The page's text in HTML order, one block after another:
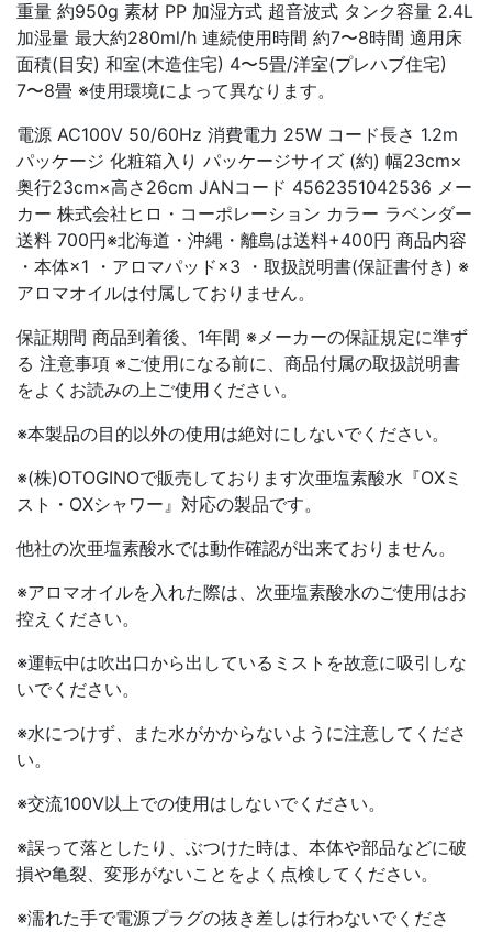
重量 約950g 素材 PP 加湿方式 超音波式 タンク容量 2.4L
加湿量 最大約280ml/h 連続使用時間 約7〜8時間 適用床
面積(目安) 和室(木造住宅) 4〜5畳/洋室(プレハブ住宅)
7〜8畳 ※使用環境によって異なります。
電源 AC100V 50/60Hz 消費電力 25W コード長さ 1.2m
パッケージ 化粧箱入り パッケージサイズ (約) 幅23cm×
奥行23cm×高さ26cm JANコード 4562351042536 メー
カー 株式会社ヒロ・コーポレーション カラー ラベンダー
送料 700円※北海道・沖縄・離島は送料+400円 商品内容
・本体×1 ・アロマパッド×3 ・取扱説明書(保証書付き) ※
アロマオイルは付属しておりません。
保証期間 商品到着後、1年間 ※メーカーの保証規定に準ず
る 注意事項 ※ご使用になる前に、商品付属の取扱説明書
をよくお読みの上ご使用ください。
※本製品の目的以外の使用は絶対にしないでください。
※(株)OTOGINOで販売しております次亜塩素酸水『OXミ
スト・OXシャワー』対応の製品です。
他社の次亜塩素酸水では動作確認が出来ておりません。
※アロマオイルを入れた際は、次亜塩素酸水のご使用はお
控えください。
※運転中は吹出口から出しているミストを故意に吸引しな
いでください。
※水につけず、また水がかからないように注意してくださ
い。
※交流100V以上での使用はしないでください。
※誤って落としたり、ぶつけた時は、本体や部品などに破
損や亀裂、変形がないことをよく点検してください。
※濡れた手で電源プラグの抜き差しは行わないでくださ